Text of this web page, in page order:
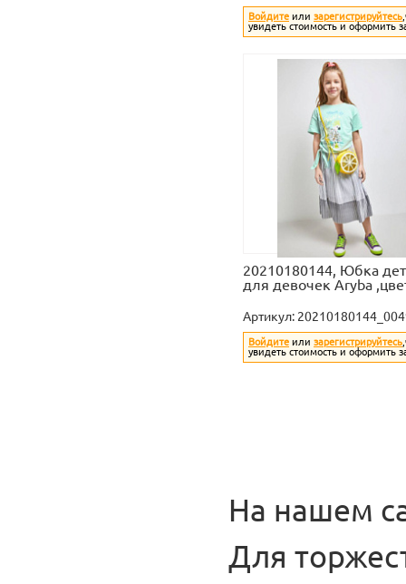
Войдите или зарегистрируйтесь
увидеть стоимость и оформить
20210180144, Юбка
для девочек Aryba
Артикул:
Войдите или зарегистрируйтесь
увидеть стоимость и оформить
На нашем
Для